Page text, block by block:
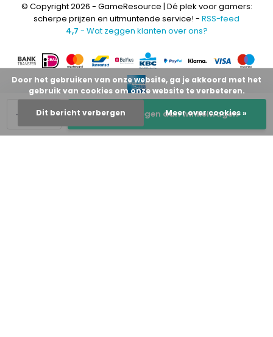
+
- Toevoegen aan winkelwagen
© Copyright 2026 - GameResource | Dé plek voor gamers:
scherpe prijzen en uitmuntende service! - RSS-feed
4,7 - Wat zeggen klanten over ons?
Door het gebruiken van onze website, ga je akkoord met het
gebruik van cookies om onze website te verbeteren.
Dit bericht verbergen Meer over cookies »